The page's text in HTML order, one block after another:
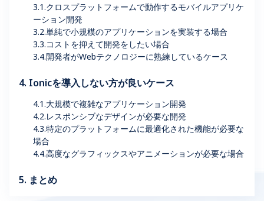
3.1.クロスプラットフォームで動作するモバイルアプリケ
ーション開発
3.2.単純で小規模のアプリケーションを実装する場合
3.3.コストを抑えて開発をしたい場合
3.4.開発者がWebテクノロジーに熟練しているケース
4. Ionicを導入しない方が良いケース
4.1.大規模で複雑なアプリケーション開発
4.2.レスポンシブなデザインが必要な開発
4.3.特定のプラットフォームに最適化された機能が必要な
場合
4.4.高度なグラフィックスやアニメーションが必要な場合
5. まとめ